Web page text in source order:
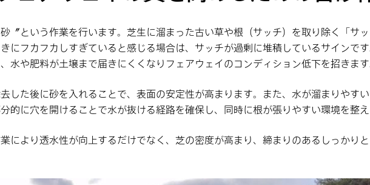
〞という作業を行います。芝生に溜まった古い草や根（サッチ）を取り除く「サ
にフカフカしすぎていると感じる場合は、サッチが過剰に堆積しているサインで
水や肥料が土壌まで届きにくくなりフェアウェイのコンディション低下を招きま
した後に砂を入れることで、表面の安定性が高まります。また、水が溜まりやす
的に穴を開けることで水が抜ける経路を確保し、同時に根が張りやすい環境を整
により透水性が向上するだけでなく、芝の密度が高まり、締まりのあるしっかり